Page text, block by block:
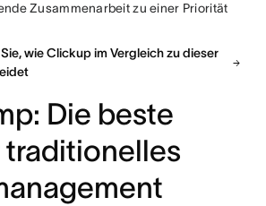
Zusammenarbeit zu einer Priorität
wie Clickup im Vergleich zu dieser
Die beste
traditionelles